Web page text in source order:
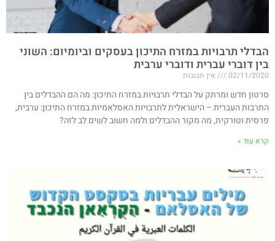
הבדלי תרבויות במזרח התיכון בעסקים וביומיום: השוני
בין דוברי עברית ודוברי ערבית
02/11/2020 אין תגובות
סרטון חדש ומרתק על הבדלי תרבויות במזרח התיכון: מה הם ההבדלים בין
התרבות העברית – הישראלית לתרבויות האסלאמיות במזרח התיכון: ערבית,
פרסית וטורקית, מה מקור ההבדלים ולמה חשוב לשים לב לזה?
קרא עוד »